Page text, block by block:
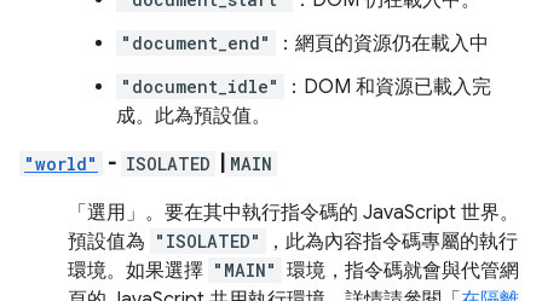
"document_end" ：網頁的資源仍在載入中
"document_idle"
：DOM 和資源已載入完
成。此為預設值。
"world" - ISOLATED MAIN
「選用」 。要在其中執行指令碼的 JavaScript 世界。
預設值為 "ISOLATED"
，此為內容指令碼專屬的執行
環境。如果選擇 "MAIN" 環境，指令碼就會與代管網